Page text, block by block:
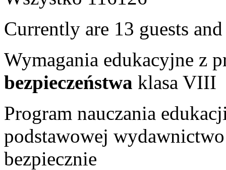
Currently are 13 guests
Wymagania edukacyjne z
bezpieczeństwa klasa VIII
Program nauczania
podstawowej
bezpiecznie